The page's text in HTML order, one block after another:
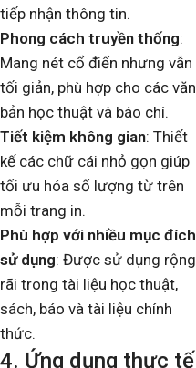
tiếp nhận thông tin.
Phong cách truyền thống:
Mang nét cổ điển nhưng vẫn
tối giản, phù hợp cho các văn
bản học thuật và báo chí.
Tiết kiệm không gian: Thiết
kế các chữ cái nhỏ gọn giúp
tối ưu hóa số lượng từ trên
mỗi trang in.
Phù hợp với nhiều mục đích
sử dụng: Được sử dụng rộng
rãi trong tài liệu học thuật,
sách, báo và tài liệu chính
thức.
4. Ứng dụng thực tế